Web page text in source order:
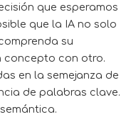
que esperamos
que la IA no solo
su
concepto con otro.
en la semejanza de
de palabras clave.